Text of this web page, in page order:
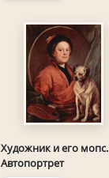
Художник и его мопс.
Автопортрет